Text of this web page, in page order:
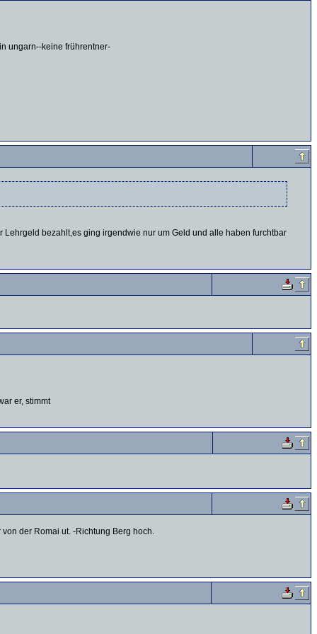
ungarn--keine frührentner-
bezahlt,es ging irgendwie nur um Geld und alle haben furchtbar
er, stimmt
der Romai ut. -Richtung Berg hoch.